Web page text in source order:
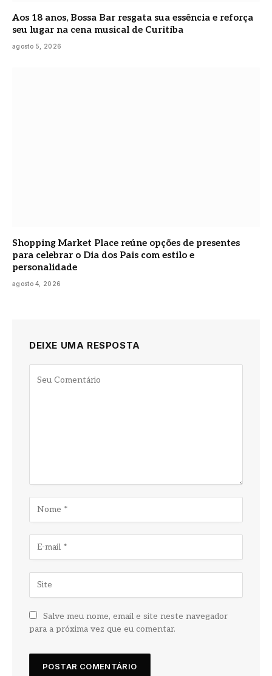
Aos 18 anos, Bossa Bar resgata sua essência e reforça
seu lugar na cena musical de Curitiba
agosto 5, 2026
Shopping Market Place reúne opções de presentes
para celebrar o Dia dos Pais com estilo e
personalidade
agosto 4, 2026
DEIXE UMA RESPOSTA
Salve meu nome, email e site neste navegador
para a próxima vez que eu comentar.